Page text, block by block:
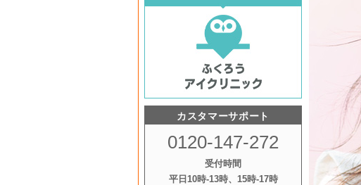
カスタマーサポート
0120-147-272
受付時間
平日10時‐13時、15時‐17時